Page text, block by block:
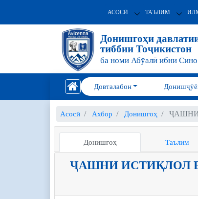
АСОСӢ ТАЪЛИМ
Донишгоҳи
тиббии Тоҷикистон
ба номи Абӯалӣ ибни Сино
Довталабон
Асосӣ Ахбор Донишгоҳ
Донишгоҳ Таълим
ҶАШНИ ИСТИҚЛОЛ